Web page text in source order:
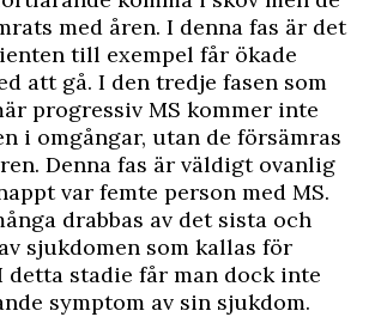
med åren. I denna fas är det
till exempel får ökade
att gå. I den tredje fasen som
progressiv MS kommer inte
i omgångar, utan de försämras
Denna fas är väldigt ovanlig
var femte person med MS.
drabbas av det sista och
sjukdomen som kallas för
detta stadie får man dock inte
symptom av sin sjukdom.